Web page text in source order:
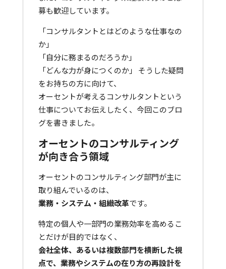
募も歓迎しています。
「コンサルタントとはどのような仕事なの
か」
「自分に務まるのだろうか」
「どんな力が身につくのか」 そうした疑問
をお持ちの方に向けて、
オーセントが考えるコンサルタントという
仕事についてお伝えしたく、今回このブロ
グを書きました。
オーセントのコンサルティング
が向き合う領域
オーセントのコンサルティング部門が主に
取り組んでいるのは、
業務・システム・組織改革です。
特定の個人や一部門の業務効率を高めるこ
とだけが目的ではなく、
会社全体、あるいは複数部門を横断した視
点で、業務やシステムの在り方の再設計を